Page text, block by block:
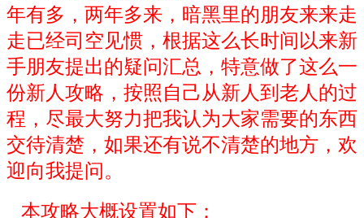
年有多，两年多来， 暗黑里的朋友来来走
走已经司空见惯，根据这么长时间以来新
手朋友提出的疑问汇总，特意做了这么一
份新人攻略，按照自己从新人到老人的过
程，尽最大努力把我认为大家需要的东西
交待清楚，如果还有说不清楚的地方，欢
迎向我提问。
本攻略大概设置如下：